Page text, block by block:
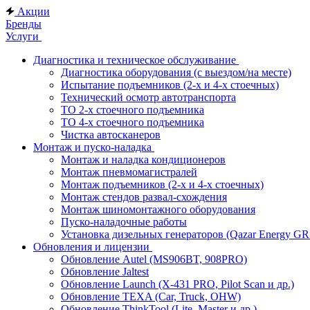
Акции
Бренды
Услуги
Диагностика и техническое обслуживание
Диагностика оборудования (с выездом/на месте)
Испытание подъемников (2-х и 4-х стоечных)
Технический осмотр автотранспорта
ТО 2-х стоечного подъемника
ТО 4-х стоечного подъемника
Чистка автосканеров
Монтаж и пуско-наладка
Монтаж и наладка кондиционеров
Монтаж пневмомагистралей
Монтаж подъемников (2-х и 4-х стоечных)
Монтаж стендов развал-схождения
Монтаж шиномонтажного оборудования
Пуско-наладочные работы
Установка дизельных генераторов (Qazar Energy
Обновления и лицензии
Обновление Autel (MS906BT, 908PRO)
Обновление Jaltest
Обновление Launch (X-431 PRO, Pilot Scan и др.)
Обновление TEXA (Car, Truck, OHW)